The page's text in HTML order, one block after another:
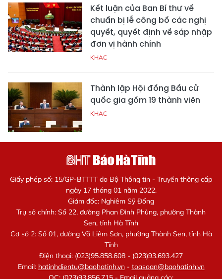
Kết luận của Ban Bí thư về
chuẩn bị lễ công bố các nghị
quyết, quyết định về sáp nhập
đơn vị hành chính
KHAC
Thành lập Hội đồng Bầu cử
quốc gia gồm 19 thành viên
KHAC
Giấy phép số: 15/GP-BTTTT do Bộ Thông tin - Truyền thông cấp
ngày 17 tháng 01 năm 2022.
Giám đốc: Nghiêm Sỹ Đống
Trụ sở chính: Số 22, đường Phan Đình Phùng, phường Thành
Sen, tỉnh Hà Tĩnh
Cơ sở 2: Số 01, đường Võ Liêm Sơn, phường Thành Sen, tỉnh Hà
Tĩnh
Điện thoại: (023)95.858.608 - (023)93.693.427
Email: hatinhdientu@baohatinh.vn- toasoan@baohatinh.vn